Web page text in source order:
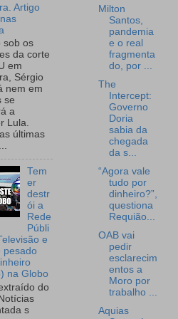
Artigo
sob os
da corte
em
Sérgio
nem em
se
a
Lula.
últimas
Tem
er
destr
ói a
Rede
Públi
e
pesado
na Globo
do
s
Milton
Santos,
pandemia
e o real
fragmenta
do, por ...
The
Intercept:
Governo
Doria
sabia da
chegada
da s...
“Agora vale
tudo por
dinheiro?”,
questiona
Requião...
OAB vai
pedir
esclarecim
entos a
Moro por
trabalho ...
Aquias